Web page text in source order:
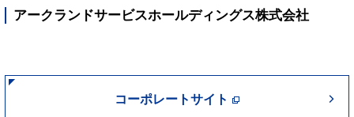
アークランドサービスホールディングス株式会社
コーポレートサイト